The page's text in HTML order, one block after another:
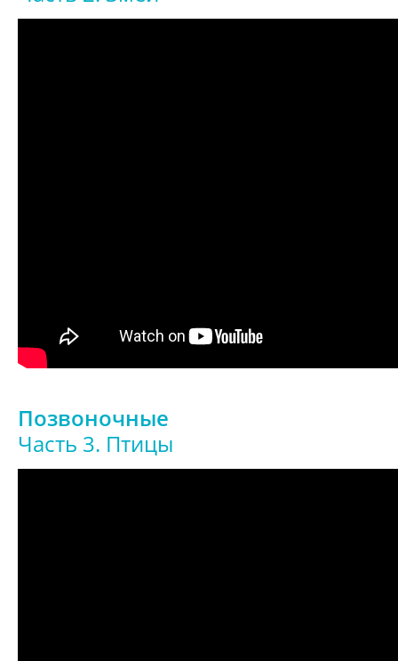
Позвоночные
Часть 3. Птицы